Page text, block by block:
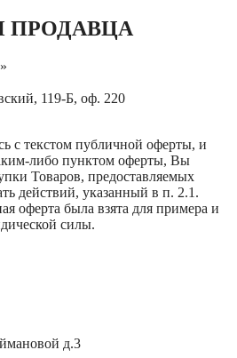
ПРОДАВЦА
119-Б, оф. 220
с текстом публичной оферты, и
либо пунктом оферты, Вы
Товаров, предоставляемых
действий, указанный в п. 2.1.
оферта была взята для примера и
силы.
д.3